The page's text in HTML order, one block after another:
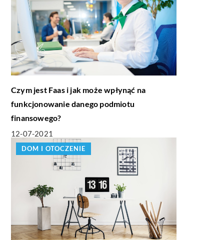
Czym jest Faas i jak może wpłynąć na
funkcjonowanie danego podmiotu
finansowego?
12-07-2021
DOM I OTOCZENIE